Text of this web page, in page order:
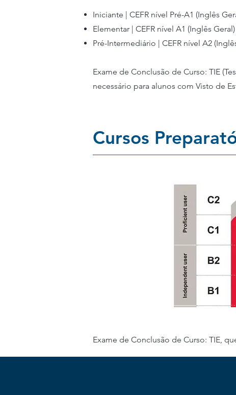
Iniciante | CEFR nível Pré-A1 (Inglês
Elementar | CEFR nível A1 (Inglês Geral)
Pré-Intermediário | CEFR nível A2
Exame de Conclusão de Curso: TIE
necessário para alunos com Visto de
Cursos
Exame de Conclusão de Curso: TIE,